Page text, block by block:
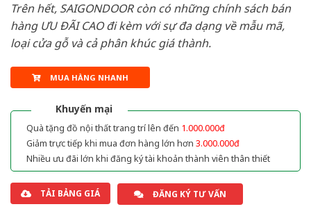
Trên hết, SAIGONDOOR còn có những chính sách bán
hàng ƯU ĐÃI CAO đi kèm với sự đa dạng về mẫu mã,
loại cửa gỗ và cả phân khúc giá thành.
MUA HÀNG NHANH
Khuyến mại
Quà tặng đồ nội thất trang trí lên đến 1.000.000đ
Giảm trực tiếp khi mua đơn hàng lớn hơn 3.000.000đ
Nhiều ưu đãi lớn khi đăng ký tài khoản thành viên thân thiết
TẢI BẢNG GIÁ ĐĂNG KÝ TƯ VẤN